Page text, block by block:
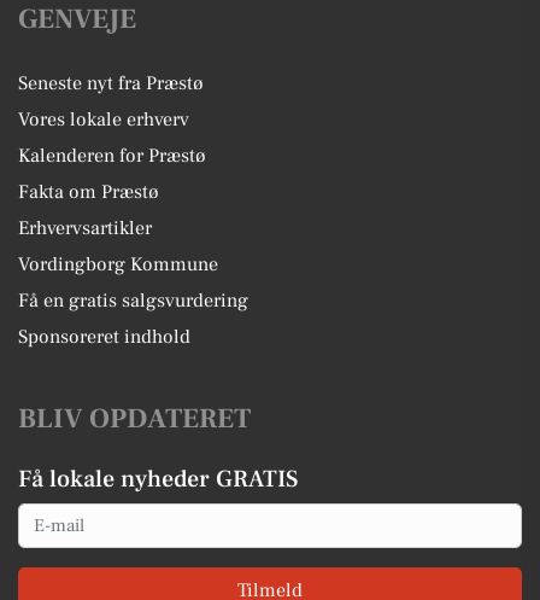
GENVEJE
Seneste nyt fra Præstø
Vores lokale erhverv
Kalenderen for Præstø
Fakta om Præstø
Erhvervsartikler
Vordingborg Kommune
Få en gratis salgsvurdering
Sponsoreret indhold
BLIV OPDATERET
Få lokale nyheder GRATIS
Email
Tilmeld